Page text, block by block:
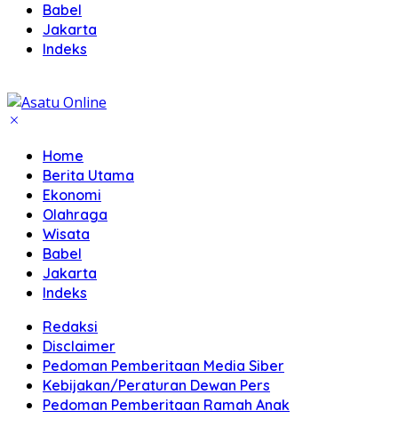
Babel
Jakarta
Indeks
Home
Berita Utama
Ekonomi
Olahraga
Wisata
Babel
Jakarta
Indeks
Redaksi
Disclaimer
Pedoman Pemberitaan Media Siber
Kebijakan/Peraturan Dewan Pers
Pedoman Pemberitaan Ramah Anak